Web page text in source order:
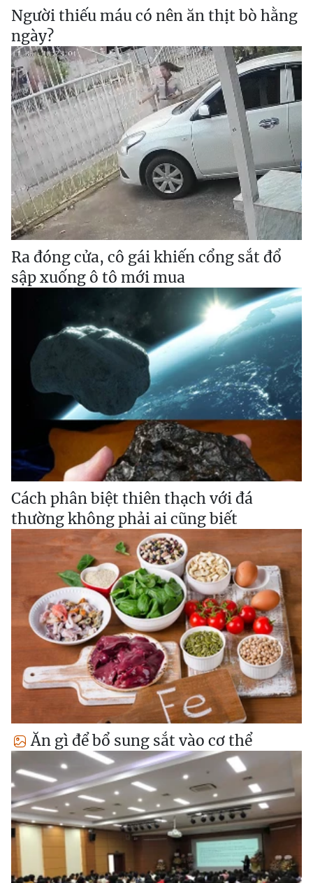
Người thiếu máu có nên ăn thịt bò hằng
ngày?
Ra đóng cửa, cô gái khiến cổng sắt đổ
sập xuống ô tô mới mua
Cách phân biệt thiên thạch với đá
thường không phải ai cũng biết
Ăn gì để bổ sung sắt vào cơ thể